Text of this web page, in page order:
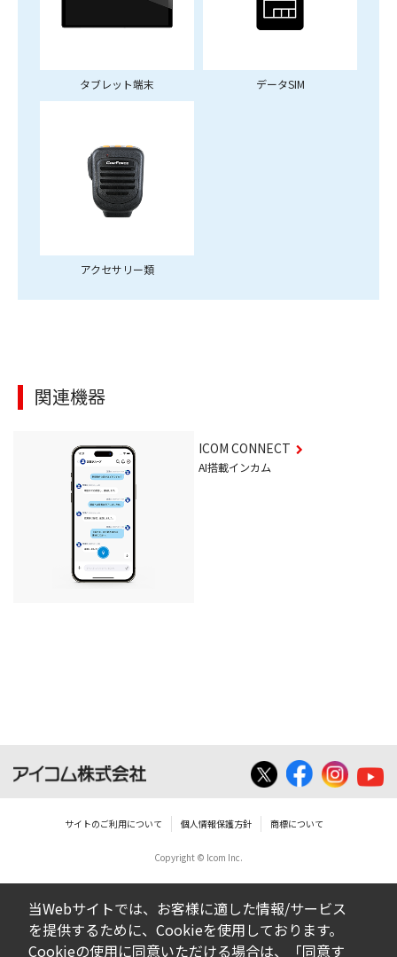
タブレット端末 データSIM
アクセサリー類
関連機器
ICOM CONNECT
AI搭載インカム
サイトのご利用について 個人情報保護方針 商標について
Copyright © Icom Inc.
当Webサイトでは、お客様に適した情報/サービス
を提供するために、Cookieを使用しております。
Cookieの使用に同意いただける場合は、「同意す